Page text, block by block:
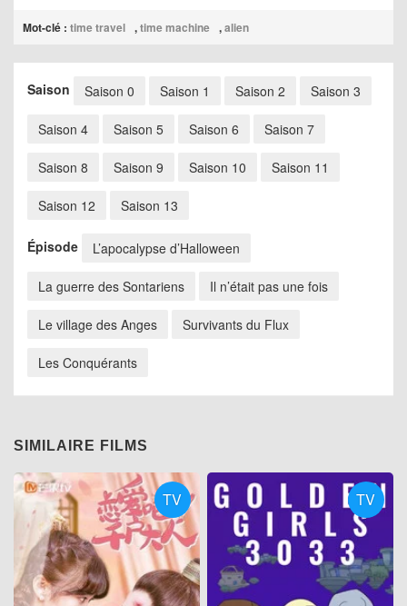
Mot-clé : time travel ,time machine ,alien
Saison Saison 0 Saison 1 Saison 2 Saison 3
Saison 4 Saison 5 Saison 6 Saison 7
Saison 8 Saison 9 Saison 10 Saison 11
Saison 12 Saison 13
Épisode L’apocalypse d’Halloween
La guerre des Sontariens Il n’était pas une fois
Le village des Anges Survivants du Flux
Les Conquérants
SIMILAIRE FILMS
TV TV